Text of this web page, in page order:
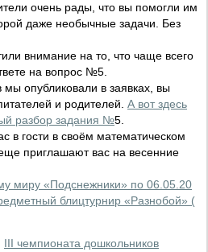
очень рады, что вы помогли им
даже необычные задачи. Без
внимание на то, что чаще всего
на вопрос №5.
опубликовали в заявках, вы
и родителей. А вот здесь
разбор задания №5.
в гости в своём математическом
приглашают вас на весенние
миру «Подснежники» по 06.05.20
блицтурнир «Разнобой» (
III чемпионата дошкольников